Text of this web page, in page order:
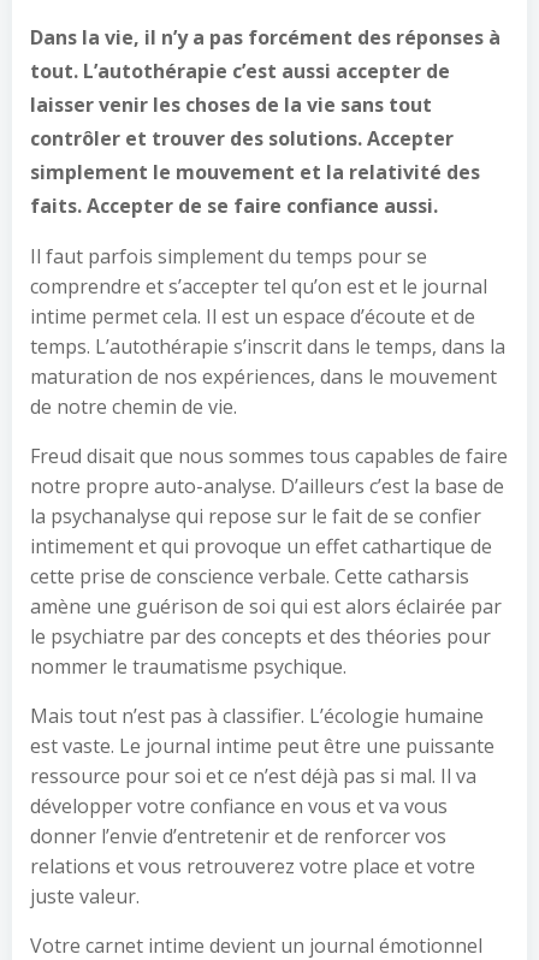
Dans la vie, il n’y a pas forcément des réponses à
tout. L’autothérapie c’est aussi accepter de
laisser venir les choses de la vie sans tout
contrôler et trouver des solutions. Accepter
simplement le mouvement et la relativité des
faits. Accepter de se faire confiance aussi.
Il faut parfois simplement du temps pour se
comprendre et s’accepter tel qu’on est et le journal
intime permet cela. Il est un espace d’écoute et de
temps. L’autothérapie s’inscrit dans le temps, dans la
maturation de nos expériences, dans le mouvement
de notre chemin de vie.
Freud disait que nous sommes tous capables de faire
notre propre auto-analyse. D’ailleurs c’est la base de
la psychanalyse qui repose sur le fait de se confier
intimement et qui provoque un effet cathartique de
cette prise de conscience verbale. Cette catharsis
amène une guérison de soi qui est alors éclairée par
le psychiatre par des concepts et des théories pour
nommer le traumatisme psychique.
Mais tout n’est pas à classifier. L’écologie humaine
est vaste. Le journal intime peut être une puissante
ressource pour soi et ce n’est déjà pas si mal. Il va
développer votre confiance en vous et va vous
donner l’envie d’entretenir et de renforcer vos
relations et vous retrouverez votre place et votre
juste valeur.
Votre carnet intime devient un journal émotionnel